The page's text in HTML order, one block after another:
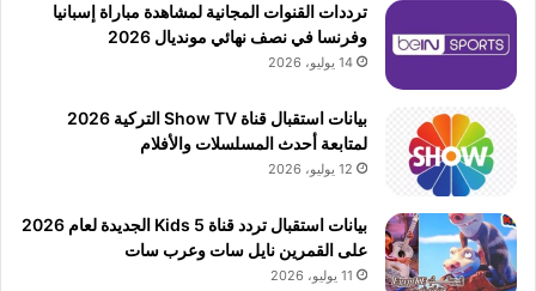
ترددات القنوات المجانية لمشاهدة مباراة إسبانيا
وفرنسا في نصف نهائي مونديال 2026
14 يوليو، 2026
بيانات استقبال قناة Show TV التركية 2026
لمتابعة أحدث المسلسلات والأفلام
12 يوليو، 2026
بيانات استقبال تردد قناة 5 Kids الجديدة لعام 2026
على القمرين نايل سات وعرب سات
11 يوليو، 2026